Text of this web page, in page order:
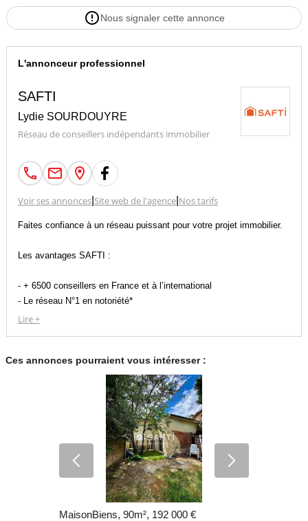
Nous signaler cette annonce
L'annonceur professionnel
SAFTI
Lydie SOURDOUYRE
Réseau de conseillers indépendants immobilier
Voir ses annonces| Site web de l'agence| Nos tarifs
Faites confiance à un réseau puissant pour votre projet immobilier.
Les avantages SAFTI :
- + 6500 conseillers en France et à l’international
- Le réseau N°1 en notoriété*
- Des outils performants et innovants
interlocuteurs privilégiés pour un suivi personnalisé et de qualité tout
au long de votre projet.
* Parmi les réseaux de mandataires immobiliers selon sondage
Lire +
Ces annonces pourraient vous intéresser :
MaisonBiens, 90m², 192 000 €